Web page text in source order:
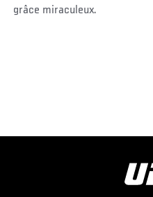
grâce miraculeux.